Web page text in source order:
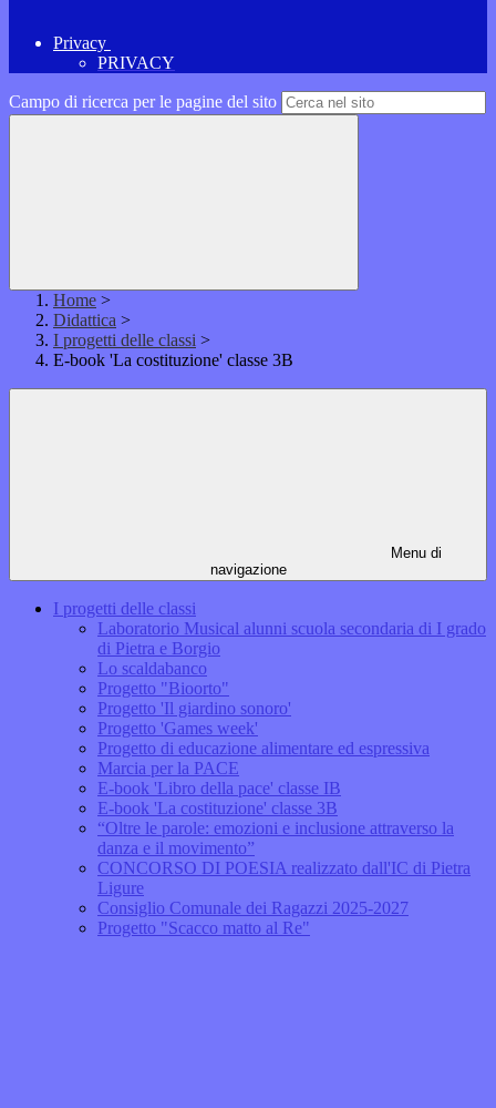
Privacy
PRIVACY
Campo di ricerca per le pagine del sito
Home >
Didattica >
I progetti delle classi >
E-book 'La costituzione' classe 3B
Menu di
navigazione
I progetti delle classi
Laboratorio Musical alunni scuola secondaria di I grado
di Pietra e Borgio
Lo scaldabanco
Progetto "Bioorto"
Progetto 'Il giardino sonoro'
Progetto 'Games week'
Progetto di educazione alimentare ed espressiva
Marcia per la PACE
E-book 'Libro della pace' classe IB
E-book 'La costituzione' classe 3B
“Oltre le parole: emozioni e inclusione attraverso la
danza e il movimento”
CONCORSO DI POESIA realizzato dall'IC di Pietra
Ligure
Consiglio Comunale dei Ragazzi 2025-2027
Progetto "Scacco matto al Re"